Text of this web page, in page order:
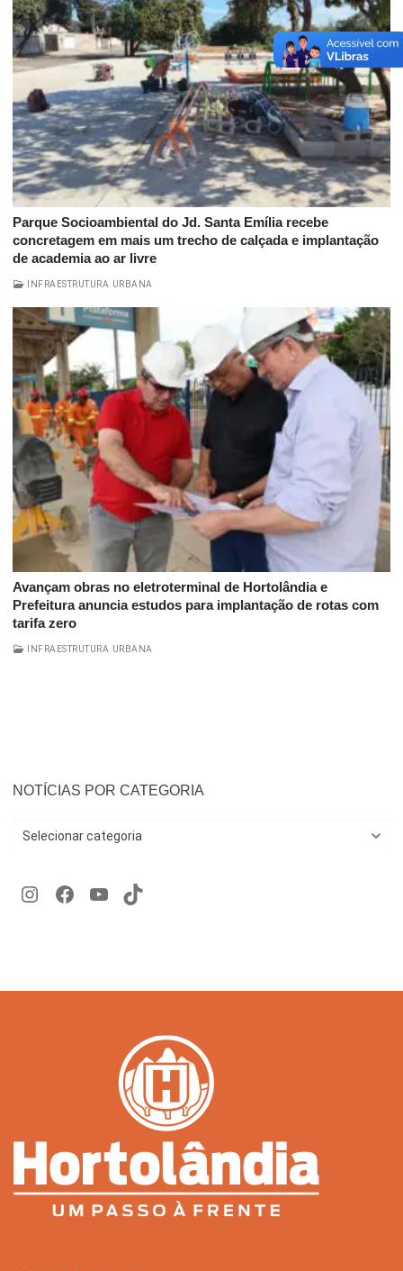
Parque Socioambiental do Jd. Santa Emília recebe
concretagem em mais um trecho de calçada e implantação
de academia ao ar livre
INFRAESTRUTURA URBANA
Avançam obras no eletroterminal de Hortolândia e
Prefeitura anuncia estudos para implantação de rotas com
tarifa zero
INFRAESTRUTURA URBANA
NOTÍCIAS POR CATEGORIA